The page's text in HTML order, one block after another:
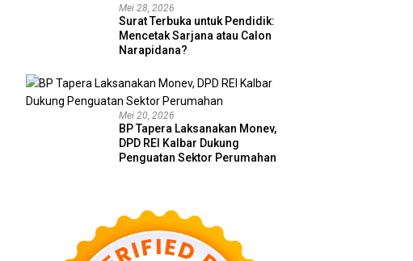
Mei 28, 2026
Surat Terbuka untuk Pendidik:
Mencetak Sarjana atau Calon
Narapidana?
Mei 20, 2026
BP Tapera Laksanakan Monev,
DPD REI Kalbar Dukung
Penguatan Sektor Perumahan